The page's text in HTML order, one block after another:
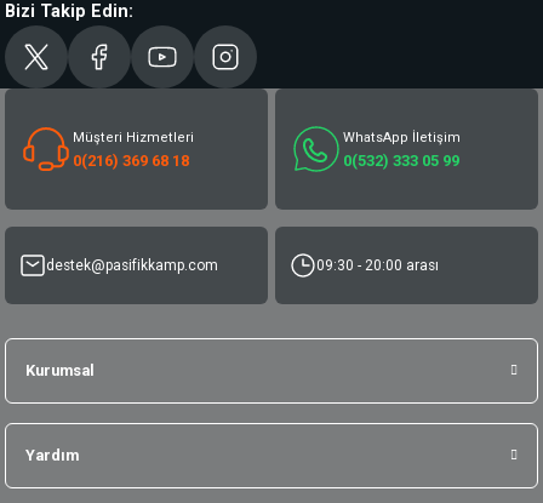
Bizi Takip Edin:
Müşteri Hizmetleri
0(216) 369 68 18
WhatsApp İletişim
0(532) 333 05 99
destek@pasifikkamp.com 09:30 - 20:00 arası
Kurumsal
Yardım